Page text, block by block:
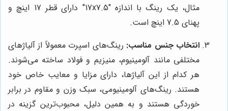
مثال، یک رینگ با اندازه "17x7.5" دارای قطر 17 اینچ و
پهنای 7.5 اینچ است.
انتخاب جنس مناسب: رینگ‌های اسپرت معمولاً از آلیاژهای
مختلفی مانند آلومینیوم، منیزیم و فولاد ساخته می‌شوند.
هر کدام از این آلیاژها، دارای مزایا و معایب خاص خود
هستند. رینگ‌های آلومینیومی، سبک وزن و مقاوم در برابر
خوردگی هستند و به همین دلیل، محبوب‌ترین گزینه در